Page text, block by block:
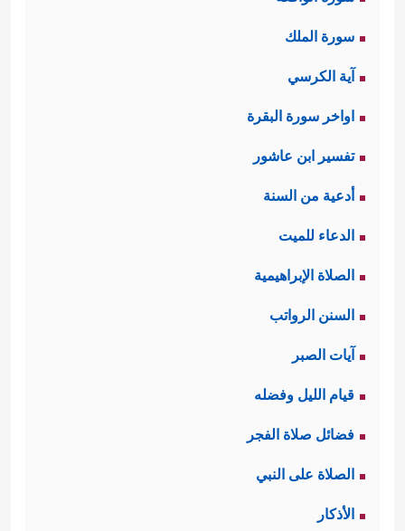
سورة الملك
آية الكرسي
اواخر سورة البقرة
تفسير ابن عاشور
أدعية من السنة
الدعاء للميت
الصلاة الإبراهيمية
السنن الرواتب
آيات الصبر
قيام الليل وفضله
فضائل صلاة الفجر
الصلاة على النبي
الأذكار